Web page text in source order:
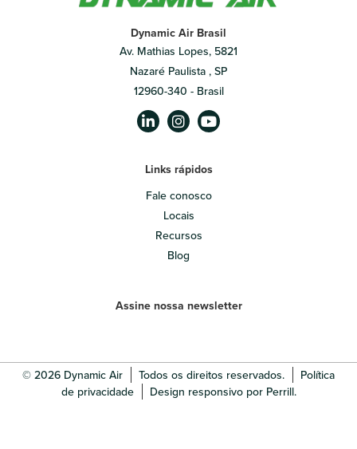
Dynamic Air Brasil
Av. Mathias Lopes, 5821
Nazaré Paulista , SP
12960-340 - Brasil
Links rápidos
Fale conosco
Locais
Recursos
Blog
Assine nossa newsletter
© 2026 Dynamic Air Todos os direitos reservados.
Política
de privacidade
Design responsivo por Perrill.